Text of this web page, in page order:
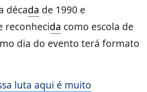
década de 1990 e
reconhecida como escola de
dia do evento terá formato
luta aqui é muito